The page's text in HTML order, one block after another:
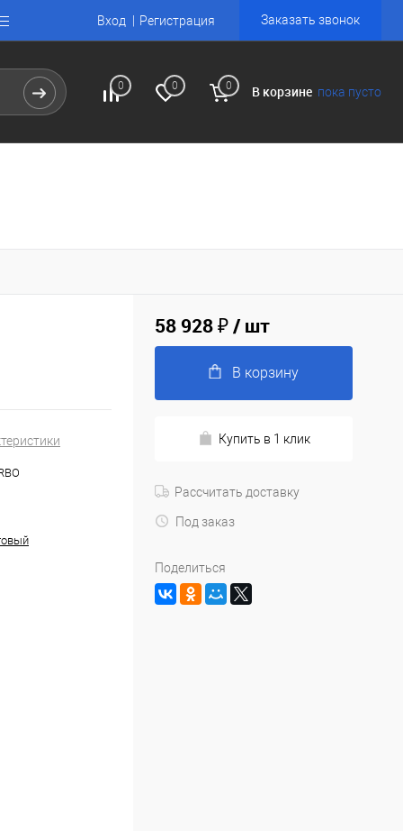
Вход Регистрация Заказать звонок
0 0 0 В корзине пока пусто
58 928 ₽/ шт
В корзину
Купить в 1 клик
Рассчитать доставку
Под заказ
Поделиться